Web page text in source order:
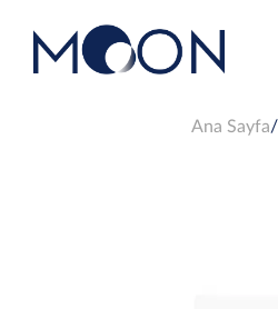
Ana Sayfa